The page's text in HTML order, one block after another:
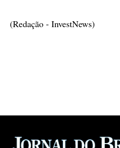
(Redação - InvestNews)